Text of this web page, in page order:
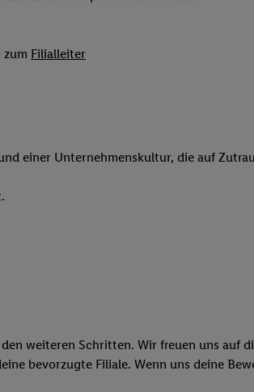
Filialleiter
einer Unternehmenskultur, die auf
weiteren Schritten. Wir freuen uns auf
bevorzugte Filiale. Wenn uns deine
Adresse in gemeinsamer Verantwortlichkeit
und IhremTelekommunikationsnetzbetreiber
mittels dieser Technologie auch auf
Utiq-Technologie - zusätzlich zur weiter unten
zu widerrufen, finden Sie in unseren
Sie hier.Unter „Anpassen“ können Sie
gilt auch für die nachfolgend schlagwortartig